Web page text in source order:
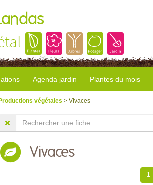
Agenda jardin Plantes du mois
végétales > Vivaces
Vivaces
1